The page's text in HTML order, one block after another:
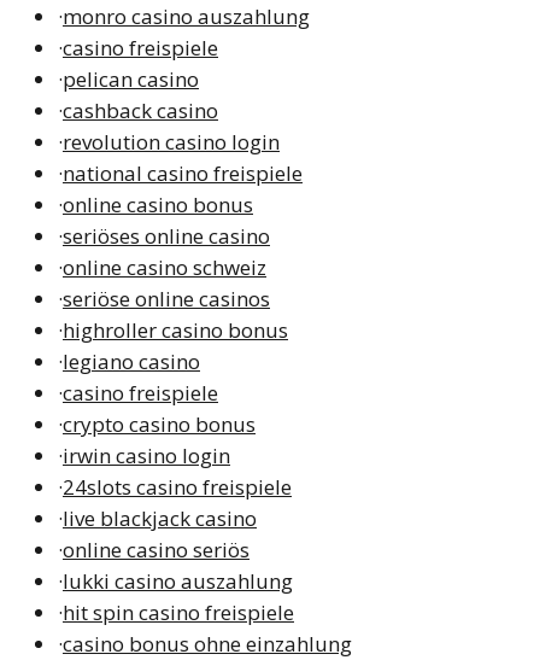
·monro casino auszahlung
·casino freispiele
·pelican casino
·cashback casino
·revolution casino login
·national casino freispiele
·online casino bonus
·seriöses online casino
·online casino schweiz
·seriöse online casinos
·highroller casino bonus
·legiano casino
·casino freispiele
·crypto casino bonus
·irwin casino login
·24slots casino freispiele
·live blackjack casino
·online casino seriös
·lukki casino auszahlung
·hit spin casino freispiele
·casino bonus ohne einzahlung